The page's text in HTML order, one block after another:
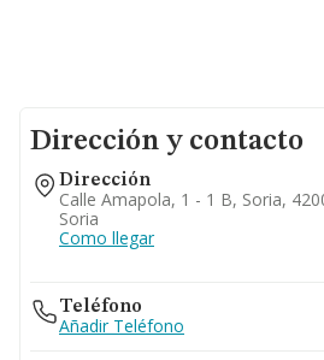
Dirección y contacto
Dirección
Calle Amapola, 1 - 1 B, Soria,
Soria
Como llegar
Teléfono
Añadir Teléfono